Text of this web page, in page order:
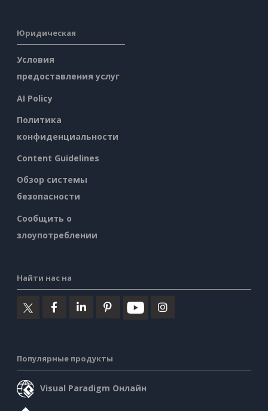
Юридическая
Условия
предоставления услуг
AI Policy
Политика
конфиденциальности
Content Guidelines
Обзор системы
безопасности
Сообщить о
злоупотреблении
Найти нас на
Популярные продукты
Visual Paradigm Онлайн